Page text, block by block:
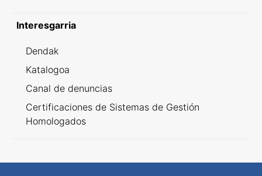
Interesgarria
Dendak
Katalogoa
Canal de denuncias
Certificaciones de Sistemas de Gestión
Homologados